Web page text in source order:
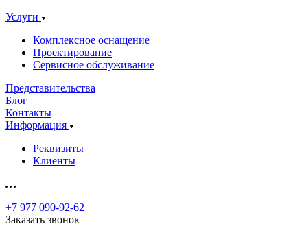
Услуги
Комплексное оснащение
Проектирование
Сервисное обслуживание
Представительства
Блог
Контакты
Информация
Реквизиты
Клиенты
+7 977 090-92-62
Заказать звонок